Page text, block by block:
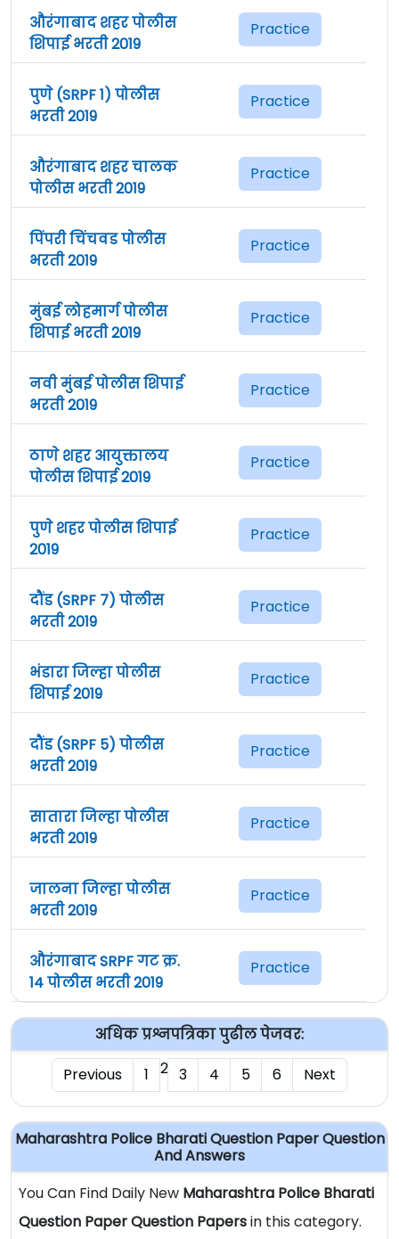
औरंगाबाद शहर पोलीस
शिपाई भरती 2019
Practice
पुणे (SRPF 1) पोलीस
भरती 2019
Practice
औरंगाबाद शहर चालक
पोलीस भरती 2019
Practice
पिंपरी चिंचवड पोलीस
भरती 2019
Practice
मुंबई लोहमार्ग पोलीस
शिपाई भरती 2019
Practice
नवी मुंबई पोलीस शिपाई
भरती 2019
Practice
ठाणे शहर आयुक्तालय
पोलीस शिपाई 2019
Practice
पुणे शहर पोलीस शिपाई
2019
Practice
दौंड (SRPF 7) पोलीस
भरती 2019
Practice
भंडारा जिल्हा पोलीस
शिपाई 2019
Practice
दौंड (SRPF 5) पोलीस
भरती 2019
Practice
सातारा जिल्हा पोलीस
भरती 2019
Practice
जालना जिल्हा पोलीस
भरती 2019
Practice
औरंगाबाद SRPF गट क्र.
14 पोलीस भरती 2019
Practice
अधिक प्रश्नपत्रिका पुढील पेजवर:
Previous
1 2 3 4 5 6 Next
Maharashtra Police Bharati Question Paper Question
And Answers
You Can Find Daily New Maharashtra Police Bharati
Question Paper Question Papersin this category.